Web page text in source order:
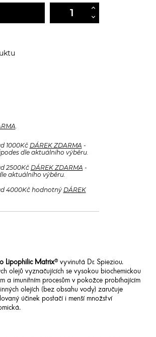
1000Kč DÁREK ZDARMA -
dle aktuálního výběru.
2500Kč DÁREK ZDARMA -
aktuálního výběru.
4000Kč hodnotný DÁREK
Lipophilic Matrix® vyvinutá Dr. Spieziou.
olejů vyznačujících se vysokou biochemickou
a imunitním procesům v pokožce probíhajícím
olejích (bez obsahu vody) zaručuje
účinek postačí i menší množství